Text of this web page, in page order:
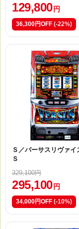
129,800 円
36,300円OFF (-22%)
Ｓ／バーサスリヴァイ
Ｓ
329,100円
295,100 円
34,000円OFF (-10%)